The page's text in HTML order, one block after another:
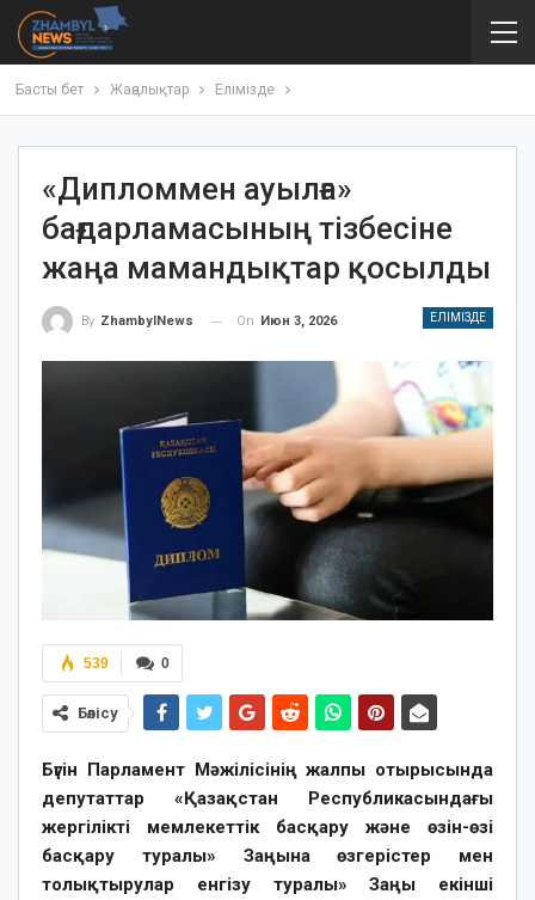
Басты бет Жаңалықтар Елімізде
«Дипломмен ауылға»
бағдарламасының тізбесіне
жаңа мамандықтар қосылды
ЕЛІМІЗДЕ
By ZhambylNews On Июн 3, 2026
0
539
Бөлісу
Бүгін Парламент Мәжілісінің жалпы отырысында
депутаттар «Қазақстан Республикасындағы
жергілікті мемлекеттік басқару және өзін-өзі
басқару туралы» Заңына өзгерістер мен
толықтырулар енгізу туралы» Заңы екінші